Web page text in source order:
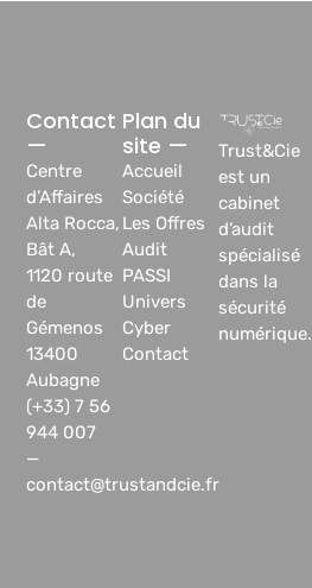
Trust&Cie
est un
cabinet
d’audit
spécialisé
dans la
sécurité
numérique.
Plan du
site —
Accueil
Société
Les Offres
Audit
PASSI
Univers
Cyber
Contact
Contact
—
Centre
d’Affaires
Alta Rocca,
Bât A,
1120 route
de
Gémenos
13400
Aubagne
(+33) 7 56
944 007
—
contact@trustandcie.fr